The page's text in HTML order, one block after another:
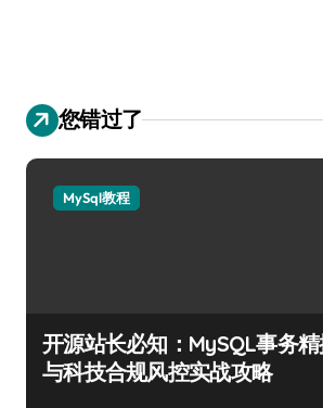
您错过了
MySql教程
开源站长必知：MySQL事务
与科技合规风控实战攻略